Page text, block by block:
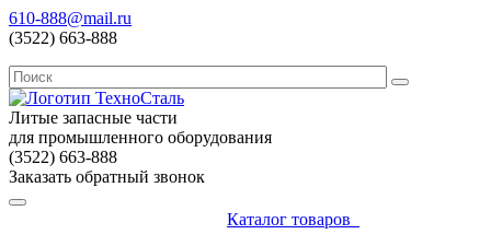
610-888@mail.ru
(3522) 663-888
Литые запасные части
для промышленного оборудования
(3522) 663-888
Заказать обратный звонок
Каталог товаров